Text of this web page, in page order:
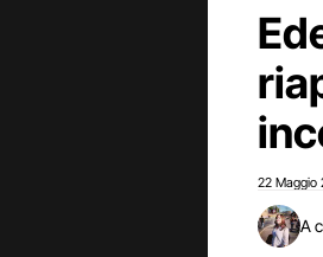
22 Maggio
A